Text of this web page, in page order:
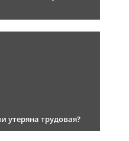
утеряна трудовая?